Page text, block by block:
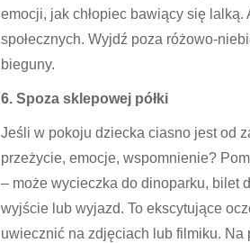
emocji, jak chłopiec bawiący się
społecznych. Wyjdź poza różowo-
bieguny.
6. Spoza sklepowej półki
Jeśli w pokoju dziecka ciasno jest od
przeżycie, emocje, wspomnienie?
– może wycieczka do dinoparku, bilet
wyjście lub wyjazd. To ekscytujące
uwiecznić na zdjęciach lub filmiku. Na